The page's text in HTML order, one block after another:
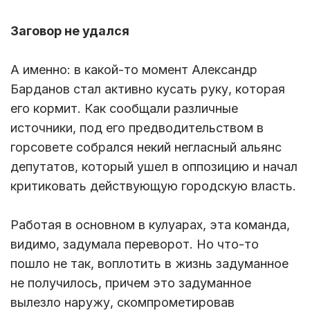
Заговор не удался
А именно: в какой-то момент Александр
Барданов стал активно кусать руку, которая
его кормит. Как сообщали различные
источники, под его предводительством в
горсовете собрался некий негласный альянс
депутатов, который ушел в оппозицию и начал
критиковать действующую городскую власть.
Работая в основном в кулуарах, эта команда,
видимо, задумала переворот. Но что-то
пошло не так, воплотить в жизнь задуманное
не получилось, причем это задуманное
вылезло наружу, скомпрометировав